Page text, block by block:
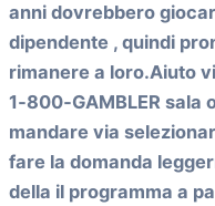
anni dovrebbero
dipendente , quindi
rimanere a loro.Aiuto
1‑800‑GAMBLER
mandare via
fare la domanda
della il programma a